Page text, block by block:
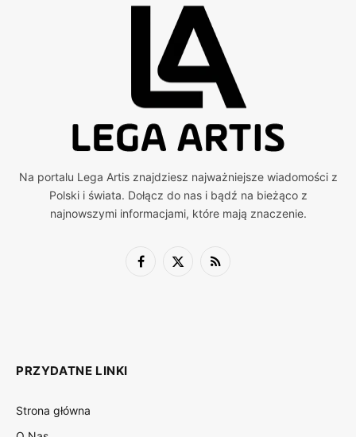
Na portalu Lega Artis znajdziesz najważniejsze wiadomości z
Polski i świata. Dołącz do nas i bądź na bieżąco z
najnowszymi informacjami, które mają znaczenie.
Facebook
X
RSS
PRZYDATNE LINKI
Strona główna